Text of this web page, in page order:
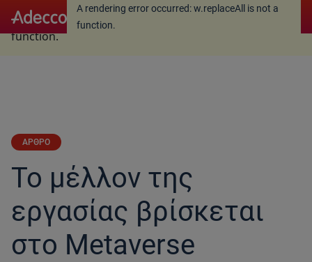
A rendering error occurred:
function.
A rendering error occurred:w.replaceAll is not a
function.
ΑΡΘΡΟ
Το μέλλον της
εργασίας βρίσκεται
στο Metaverse